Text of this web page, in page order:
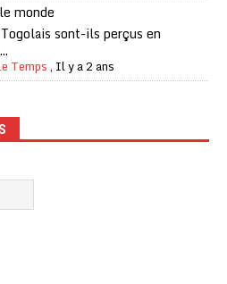
monde
sont-ils perçus en
Temps, Il y a 2 ans